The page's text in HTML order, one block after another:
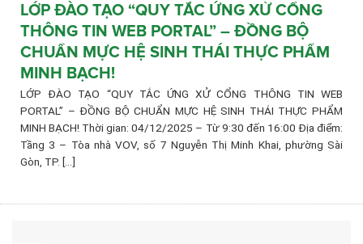
LỚP ĐÀO TẠO “QUY TẮC ỨNG XỬ CỔNG
THÔNG TIN WEB PORTAL” – ĐỒNG BỘ
CHUẨN MỰC HỆ SINH THÁI THỰC PHẨM
MINH BẠCH!
LỚP ĐÀO TẠO “QUY TẮC ỨNG XỬ CỔNG THÔNG TIN WEB
PORTAL” – ĐỒNG BỘ CHUẨN MỰC HỆ SINH THÁI THỰC PHẨM
MINH BẠCH! Thời gian: 04/12/2025 – Từ 9:30 đến 16:00 Địa điểm:
Tầng 3 – Tòa nhà VOV, số 7 Nguyễn Thị Minh Khai, phường Sài
Gòn, TP. [...]